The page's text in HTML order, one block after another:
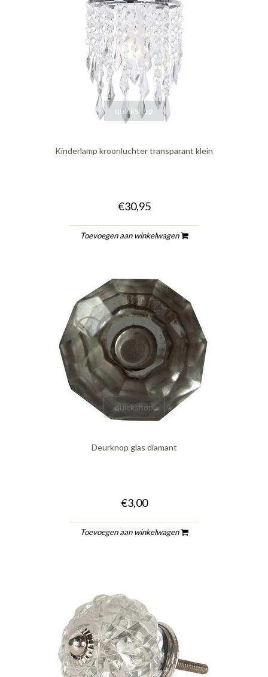
quickshop
Kinderlamp kroonluchter transparant klein
€30,95
Toevoegen aan winkelwagen
quickshop
Deurknop glas diamant
€3,00
Toevoegen aan winkelwagen